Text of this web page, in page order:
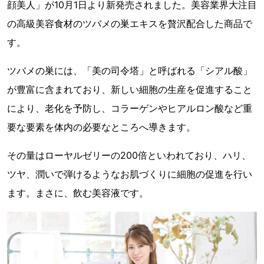
顔美人」が10月1日より新発売されました。美容業界大注目
の高級美容食材のツバメの巣エキスを贅沢配合した商品で
す。
ツバメの巣には、「美の司令塔」と呼ばれる「シアル酸」
が豊富に含まれており、新しい細胞の生産を促進すること
により、老化を予防し、コラーゲンやヒアルロン酸など重
要な要素を体内の必要なところへ導きます。
その量はローヤルゼリーの200倍といわれており、ハリ、
ツヤ、潤いで弾けるようなお肌づくりに細胞の促進を行い
ます。まさに、飲む美容液です。